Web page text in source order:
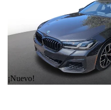
¡Nuevo!